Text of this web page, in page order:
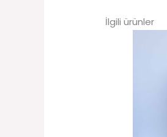
İlgili ürünler